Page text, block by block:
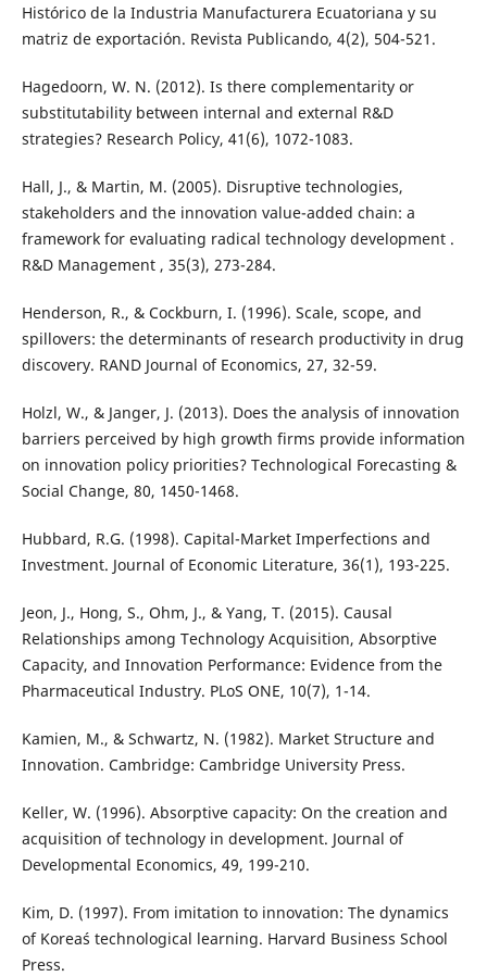
Histórico de la Industria Manufacturera Ecuatoriana y su
matriz de exportación. Revista Publicando, 4(2), 504-521.
Hagedoorn, W. N. (2012). Is there complementarity or
substitutability between internal and external R&D
strategies? Research Policy, 41(6), 1072-1083.
Hall, J., & Martin, M. (2005). Disruptive technologies,
stakeholders and the innovation value-added chain: a
framework for evaluating radical technology development .
R&D Management , 35(3), 273-284.
Henderson, R., & Cockburn, I. (1996). Scale, scope, and
spillovers: the determinants of research productivity in drug
discovery. RAND Journal of Economics, 27, 32-59.
Holzl, W., & Janger, J. (2013). Does the analysis of innovation
barriers perceived by high growth firms provide information
on innovation policy priorities? Technological Forecasting &
Social Change, 80, 1450-1468.
Hubbard, R.G. (1998). Capital-Market Imperfections and
Investment. Journal of Economic Literature, 36(1), 193-225.
Jeon, J., Hong, S., Ohm, J., & Yang, T. (2015). Causal
Relationships among Technology Acquisition, Absorptive
Capacity, and Innovation Performance: Evidence from the
Pharmaceutical Industry. PLoS ONE, 10(7), 1-14.
Kamien, M., & Schwartz, N. (1982). Market Structure and
Innovation. Cambridge: Cambridge University Press.
Keller, W. (1996). Absorptive capacity: On the creation and
acquisition of technology in development. Journal of
Developmental Economics, 49, 199-210.
Kim, D. (1997). From imitation to innovation: The dynamics
of Korea´s technological learning. Harvard Business School
Press.